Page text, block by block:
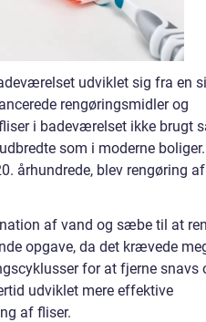
udviklet sig fra en
rengøringsmidler og
i badeværelset ikke brugt
som i moderne
århundrede, blev rengøring
af vand og sæbe til at
opgave, da det krævede
for at fjerne snavs
udviklet mere effektive
af fliser.